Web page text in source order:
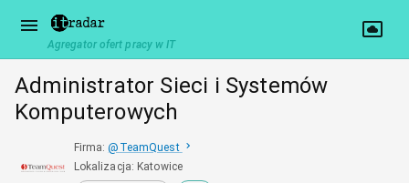
Agregator ofert pracy w IT
Administrator Sieci i Systemów
Komputerowych
Firma: @ TeamQuest
Lokalizacja: Katowice